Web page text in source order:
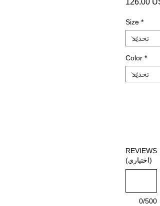
Size *
Color *
REVIEWS
(اختياري)
0/500